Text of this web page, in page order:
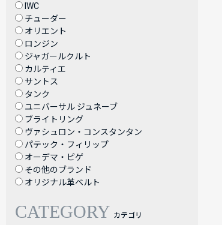
IWC
チューダー
オリエント
ロンジン
ジャガールクルト
カルティエ
サントス
タンク
ユニバーサル ジュネーブ
ブライトリング
ヴァシュロン・コンスタンタン
パテック・フィリップ
オーデマ・ピゲ
その他のブランド
オリジナル革ベルト
CATEGORY カテゴリ